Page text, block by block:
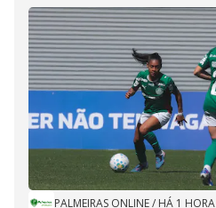
PALMEIRAS ONLINE/ HÁ 1 HORA